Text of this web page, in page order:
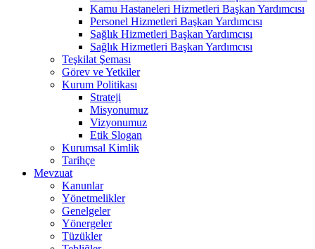
Kamu Hastaneleri Hizmetleri Başkan Yardımcısı
Personel Hizmetleri Başkan Yardımcısı
Sağlık Hizmetleri Başkan Yardımcısı
Sağlık Hizmetleri Başkan Yardımcısı
Teşkilat Şeması
Görev ve Yetkiler
Kurum Politikası
Strateji
Misyonumuz
Vizyonumuz
Etik Slogan
Kurumsal Kimlik
Tarihçe
Mevzuat
Kanunlar
Yönetmelikler
Genelgeler
Yönergeler
Tüzükler